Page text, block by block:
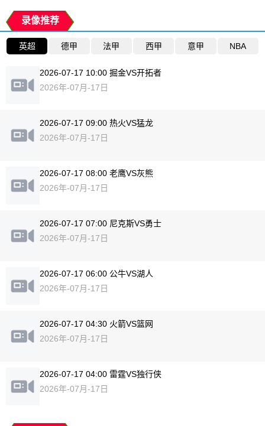
录像推荐
英超 德甲 法甲 西甲 意甲 NBA
2026-07-17 10:00 掘金VS开拓者
2026年-07月-17日
2026-07-17 09:00 热火VS猛龙
2026年-07月-17日
2026-07-17 08:00 老鹰VS灰熊
2026年-07月-17日
2026-07-17 07:00 尼克斯VS勇士
2026年-07月-17日
2026-07-17 06:00 公牛VS湖人
2026年-07月-17日
2026-07-17 04:30 火箭VS篮网
2026年-07月-17日
2026-07-17 04:00 雷霆VS独行侠
2026年-07月-17日